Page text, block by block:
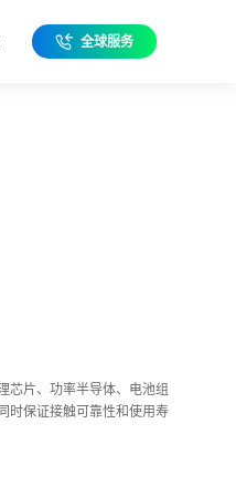
全球服务
芯片、功率半导体、电池组
时保证接触可靠性和使用寿